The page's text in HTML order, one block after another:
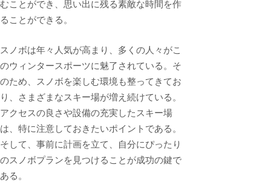
むことができ、思い出に残る素敵な時間を作
ることができる。
スノボは年々人気が高まり、多くの人々がこ
のウィンタースポーツに魅了されている。そ
のため、スノボを楽しむ環境も整ってきてお
り、さまざまなスキー場が増え続けている。
アクセスの良さや設備の充実したスキー場
は、特に注意しておきたいポイントである。
そして、事前に計画を立て、自分にぴったり
のスノボプランを見つけることが成功の鍵で
ある。